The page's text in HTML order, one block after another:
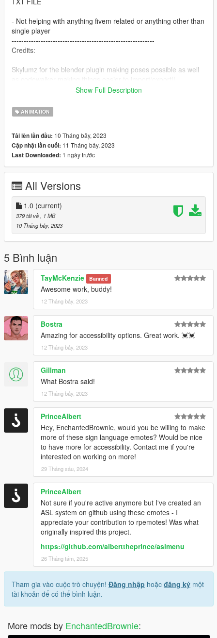
- Not helping with anything fivem related or anything other than
single player
-----------------------------------------------------------
Credits:
Skylumz for the blender plugin making poses possible as well
https://github.com/Skylumz/Sollumz
OpenIV team!
Show Full Description
ANIMATION
Tải lên lần đầu: 10 Tháng bảy, 2023
Cập nhật lần cuối: 11 Tháng bảy, 2023
Last Downloaded: 1 ngày trước
All Versions
1.0 (current)
379 tải về
, 1 MB
10 Tháng bảy, 2023
5 Bình luận
TayMcKenzie Banned
Awesome work, buddy!
12 Tháng bảy, 2023
Bostra
Amazing for accessibility options. Great work. 💓💓
12 Tháng bảy, 2023
Gillman
What Bostra said!
12 Tháng bảy, 2023
PrinceAlbert
Hey, EnchantedBrownie, would you be willing to make
more of these sign language emotes? Would be nice
to have more for accessibility. Contact me if you're
interested on working on more!
29 Tháng sáu, 2024
PrinceAlbert
Not sure if you're active anymore but I've created an
ASL system on github using these emotes - I
appreciate your contribution to rpemotes! Was what
originally inspired this project.
https://github.com/alberttheprince/aslmenu
26 Tháng tám, 2025
Tham gia vào cuộc trò chuyện! Đăng nhập hoặc đăng ký một
tài khoản để có thể bình luận.
More mods by EnchantedBrownie: